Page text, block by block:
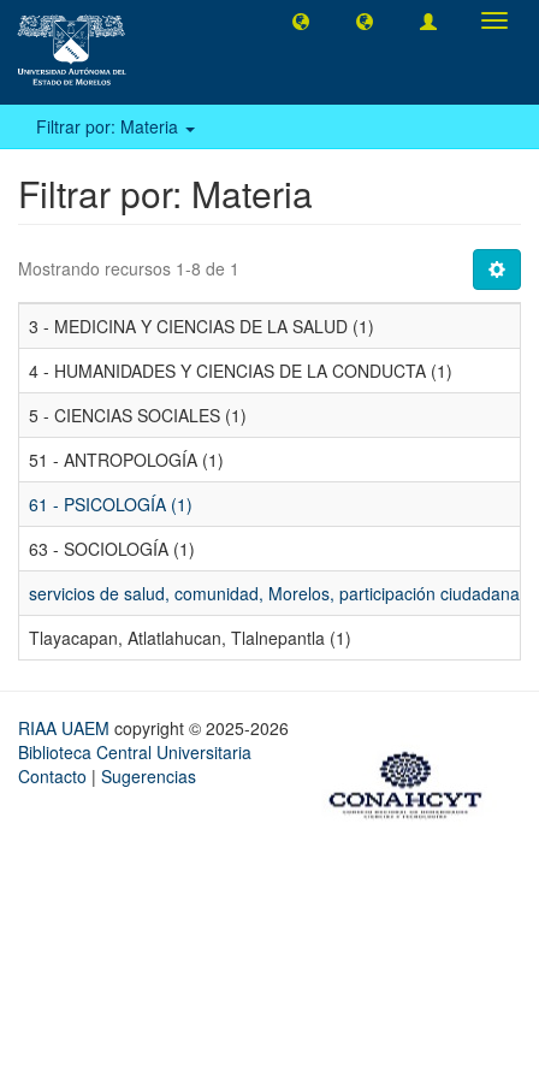
Filtrar por: Materia
Filtrar por: Materia
Mostrando recursos 1-8 de 1
3 - MEDICINA Y CIENCIAS DE LA SALUD (1)
4 - HUMANIDADES Y CIENCIAS DE LA CONDUCTA (1)
5 - CIENCIAS SOCIALES (1)
51 - ANTROPOLOGÍA (1)
61 - PSICOLOGÍA (1)
63 - SOCIOLOGÍA (1)
servicios de salud, comunidad, Morelos, participación
Tlayacapan, Atlatlahucan, Tlalnepantla (1)
RIAA UAEM copyright © 2025-2026
Biblioteca Central Universitaria
Contacto | Sugerencias